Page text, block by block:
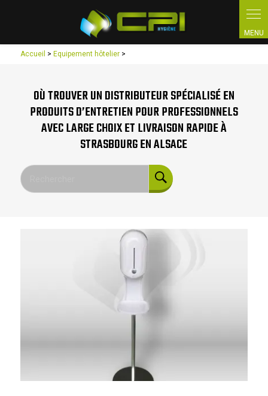
Accueil > Equipement hôtelier >
OÙ TROUVER UN DISTRIBUTEUR SPÉCIALISÉ EN
PRODUITS D’ENTRETIEN POUR PROFESSIONNELS
AVEC LARGE CHOIX ET LIVRAISON RAPIDE À
STRASBOURG EN ALSACE